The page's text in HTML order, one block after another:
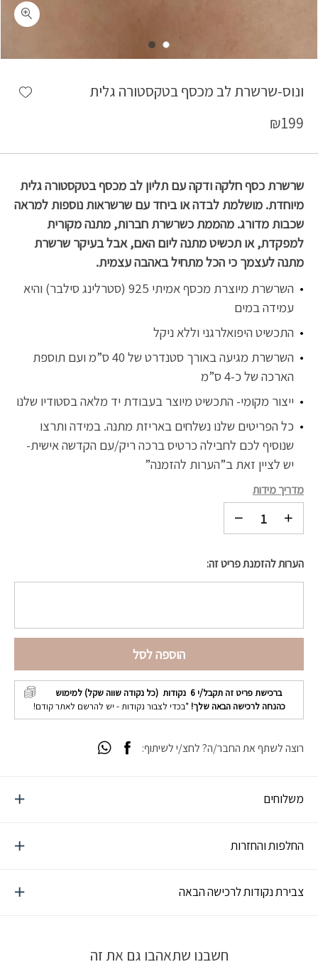
ונוס-שרשרת לב מכסף בטקסטורה גלית
₪199
שרשרת כסף חלקה ודקה עם תליון לב מכסף בטקסטורה גלית
מיוחדת. מושלמת לבדה או ביחד עם שרשראות נוספות למראה
שכבות מדורג. מהממת כשרשרת חברות, מתנה מקורית
למפקדת, או תכשיט מתנה ליום האם, אבל בעיקר שרשרת
מתנה לעצמך כי הכל מתחיל באהבה עצמית.
השרשרת מיוצרת מכסף אמיתי 925 (סטרלינג סילבר) והיא
עמידה במים
התכשיט היפואלרגני וללא ניקל
השרשרת מגיעה באורך סטנדרט של 40 ס”מ ועם תוספת
הארכה של כ-4 ס”מ
ייצור מקומי- התכשיט מיוצר בעבודת יד מלאה בסטודיו שלנו
כל הפריטים שלנו נשלחים באריזת מתנה. במידה ותרצו
שנוסיף לכם לחבילה כרטיס ברכה ריק/עם הקדשה אישית-
יש לציין זאת ב”הערות להזמנה”
מדריך מידות
הערות להזמנת פריט זה:
הוספה לסל
ברכישת פריט זה תקבל/י6 נקודות (כל נקודה שווה שקל) למימוש
כהנחה לרכישה הבאה שלך! *בכדי לצבור נקודות - יש להרשם לאתר קודם!
משלוחים
החלפות והחזרות
צבירת נקודות לרכישה הבאה
רוצה לשתף את החבר/ה? לחצ/י לשיתוף:
חשבנו שתאהבו גם את זה